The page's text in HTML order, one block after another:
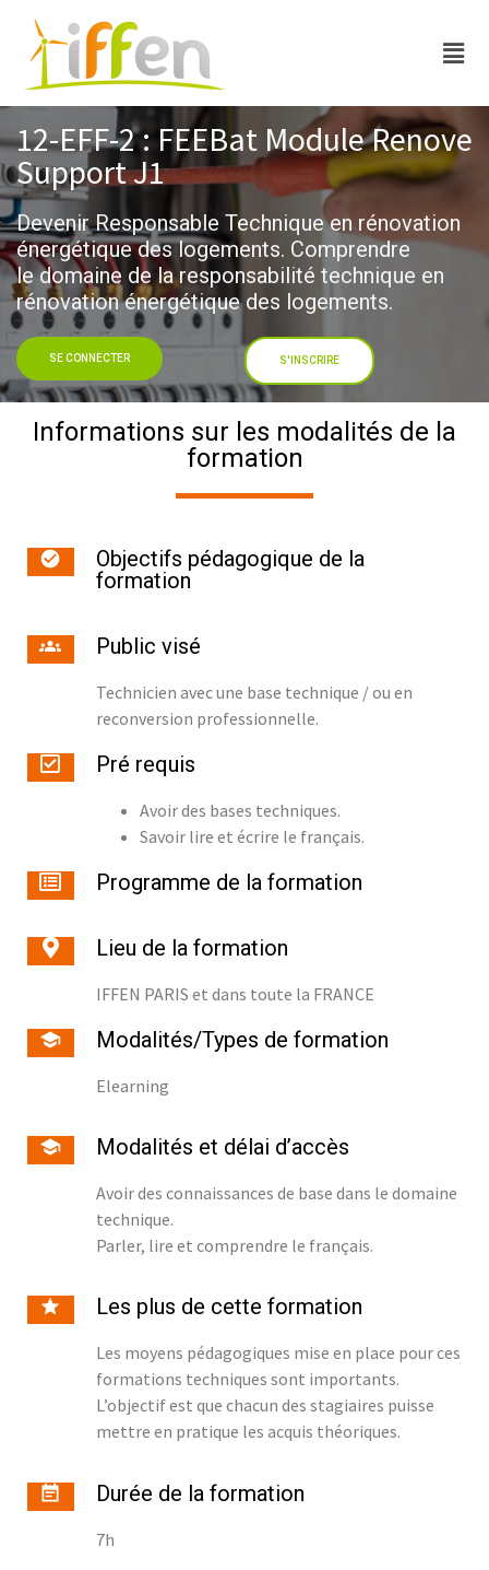
12-EFF-2 : FEEBat Module Renove
Support J1
Devenir Responsable Technique en rénovation
énergétique des logements​. Comprendre
le domaine de la responsabilité technique en
rénovation énergétique des logements.
SE CONNECTER S'INSCRIRE
Informations sur les modalités de la
formation
Objectifs pédagogique de la
formation
Public visé
Technicien avec une base technique / ou en
reconversion professionnelle.
Pré requis
Avoir des bases techniques.
Savoir lire et écrire le français.
Programme de la formation
Lieu de la formation
IFFEN PARIS et dans toute la FRANCE
Modalités/Types de formation
Elearning
Modalités et délai d’accès
Avoir des connaissances de base dans le domaine
technique.
Parler, lire et comprendre le français.
Les plus de cette formation
Les moyens pédagogiques mise en place pour ces
formations techniques sont importants.
L’objectif est que chacun des stagiaires puisse
mettre en pratique les acquis théoriques.
Durée de la formation
7h